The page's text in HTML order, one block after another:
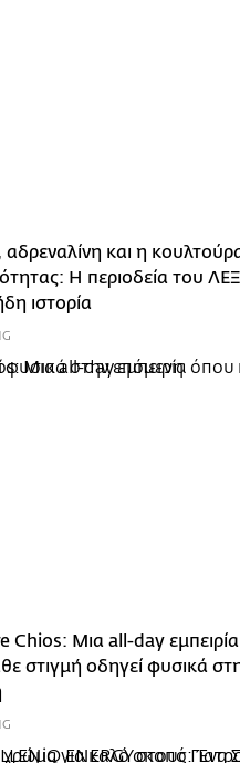
και η
Η περιοδεία του ΛΕΞ
ιστορία
Chios: Μια all-day εμπειρία
στιγμή οδηγεί φυσικά